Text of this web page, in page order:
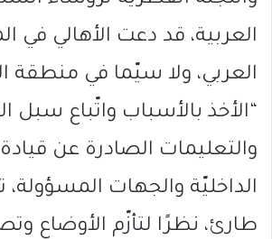
العربية، قد دعت الأهالي في
العربي، ولا سيّما في منطقة
“الأخذ بالأسباب واتّباع سبل
والتعليمات الصادرة عن
الداخليّة والجهات المسؤولة،
طارئ، نظرًا لتأزّم الأوضاع